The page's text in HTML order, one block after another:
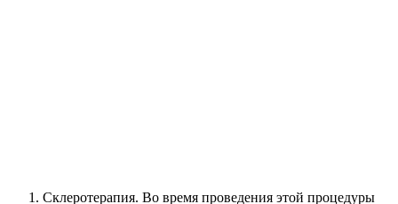
Склеротерапия. Во время проведения этой процедуры